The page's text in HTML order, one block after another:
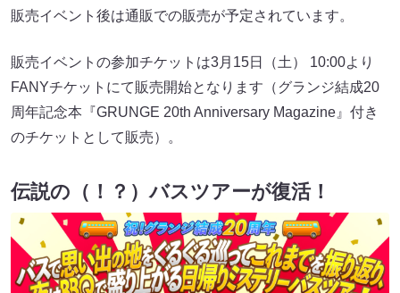
販売イベント後は通販での販売が予定されています。
販売イベントの参加チケットは3月15日（土） 10:00より
FANYチケットにて販売開始となります（グランジ結成20
周年記念本『GRUNGE 20th Anniversary Magazine』付き
のチケットとして販売）。
伝説の（！？）バスツアーが復活！